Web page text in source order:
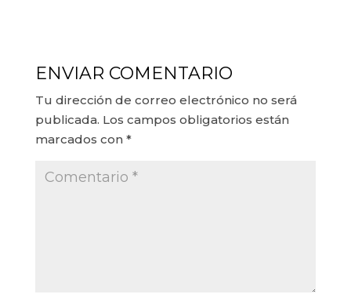
ENVIAR COMENTARIO
Tu dirección de correo electrónico no será
publicada. Los campos obligatorios están
marcados con *